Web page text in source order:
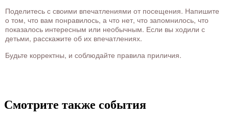
Поделитесь с своими впечатлениями от посещения. Напишите
о том, что вам понравилось, а что нет, что запомнилось, что
показалось интересным или необычным. Если вы ходили с
детьми, расскажите об их впечатлениях.
Будьте корректны, и соблюдайте правила приличия.
Смотрите также события